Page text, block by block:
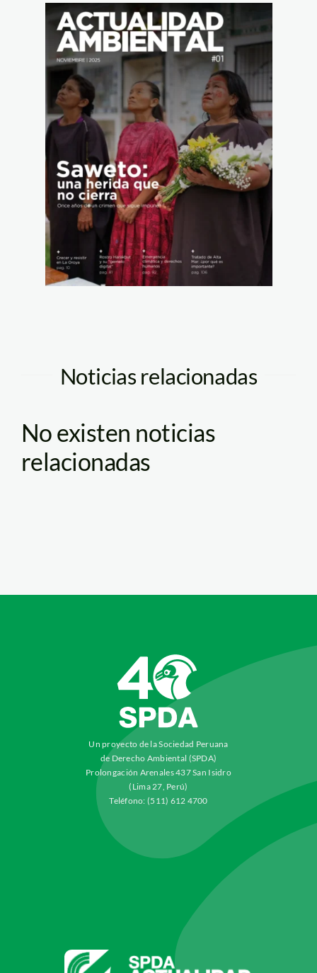
Noticias relacionadas
No existen noticias
relacionadas
Un proyecto de la Sociedad Peruana
de Derecho Ambiental (SPDA)
Prolongación Arenales 437 San Isidro
(Lima 27, Perú)
Teléfono: (511) 612 4700